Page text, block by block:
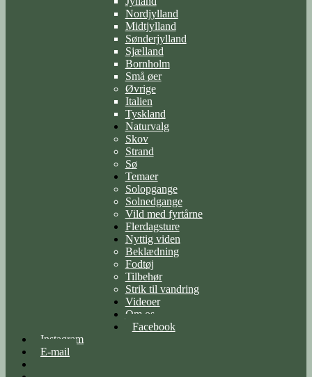
Nordjylland
Midtjylland
Sønderjylland
Sjælland
Bornholm
Små øer
Øvrige
Italien
Tyskland
Naturvalg
Skov
Strand
Sø
Temaer
Solopgange
Solnedgange
Vild med fyrtårne
Flerdagsture
Nyttig viden
Beklædning
Fodtøj
Tilbehør
Strik til vandring
Videoer
Om os
Facebook
Instagram
E-mail